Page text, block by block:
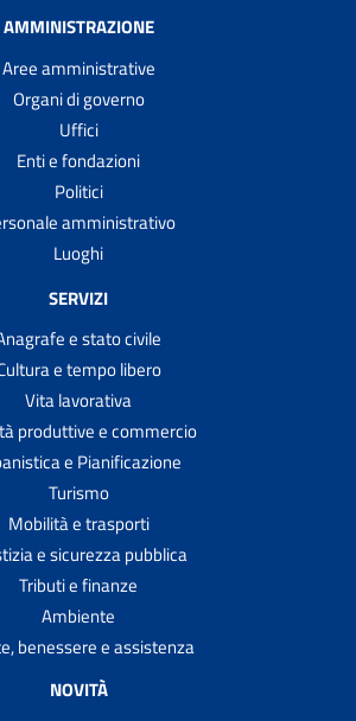
AMMINISTRAZIONE
Aree amministrative
Organi di governo
Uffici
Enti e fondazioni
Politici
amministrativo
Luoghi
SERVIZI
e stato civile
e tempo libero
Vita lavorativa
produttive e commercio
e Pianificazione
Turismo
Mobilità e trasporti
e sicurezza pubblica
Tributi e finanze
Ambiente
benessere e assistenza
NOVITÀ